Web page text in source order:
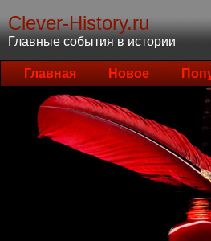
Clever-History.ru
Главные события в истории
Главная Новое